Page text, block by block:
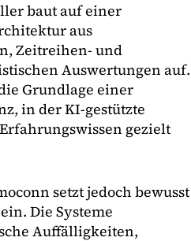
baut auf einer
aus
Zeitreihen- und
Auswertungen auf.
Grundlage einer
in der KI-gestützte
gezielt
setzt jedoch bewusst
Die Systeme
Auffälligkeiten,